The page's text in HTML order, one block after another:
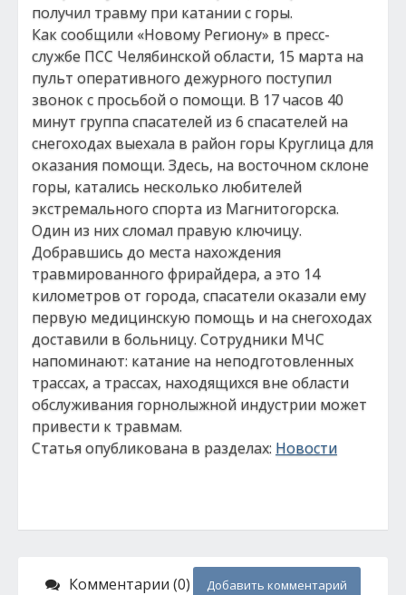
получил травму при катании с горы.
Как сообщили «Новому Региону» в пресс-
службе ПСС Челябинской области, 15 марта на
пульт оперативного дежурного поступил
звонок с просьбой о помощи. В 17 часов 40
минут группа спасателей из 6 спасателей на
снегоходах выехала в район горы Круглица для
оказания помощи. Здесь, на восточном склоне
горы, катались несколько любителей
экстремального спорта из Магнитогорска.
Один из них сломал правую ключицу.
Добравшись до места нахождения
травмированного фрирайдера, а это 14
километров от города, спасатели оказали ему
первую медицинскую помощь и на снегоходах
доставили в больницу. Сотрудники МЧС
напоминают: катание на неподготовленных
трассах, а трассах, находящихся вне области
обслуживания горнолыжной индустрии может
привести к травмам.
Статья опубликована в разделах: Новости
Комментарии (0) Добавить комментарий